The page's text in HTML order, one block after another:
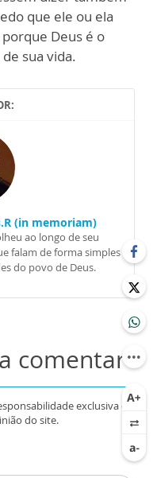
que ele ou ela
Deus é o
sua vida.
(in memoriam)
ao longo de seu
falam de forma simples
do povo de Deus.
comentar
exclusiva de
do site.